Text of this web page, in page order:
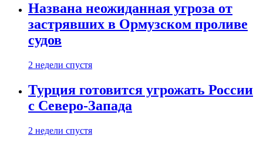
Названа неожиданная угроза от
застрявших в Ормузском проливе
судов
2 недели спустя
Турция готовится угрожать России
с Северо-Запада
2 недели спустя